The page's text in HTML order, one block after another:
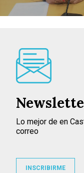
Lo mejor de en
correo
INSCRIBIRME